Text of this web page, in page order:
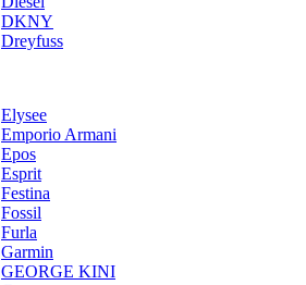
DKNY
Dreyfuss
Elysee
Emporio Armani
Epos
Esprit
Festina
Fossil
Furla
Garmin
GEORGE KINI